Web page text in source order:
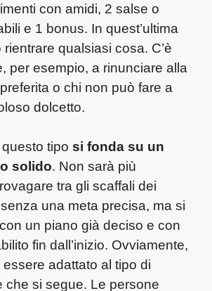
con amidi, 2 salse o
e 1 bonus. In quest’ultima
qualsiasi cosa. C’è
per esempio, a rinunciare alla
o chi non può fare a
dolcetto.
tipo si fonda su un
solido. Non sarà più
tra gli scaffali dei
una meta precisa, ma si
un piano già deciso e con
fin dall’inizio. Ovviamente,
adattato al tipo di
che si segue. Le persone